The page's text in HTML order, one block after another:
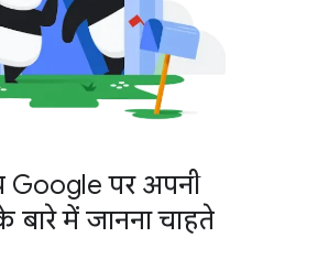
पर अपनी
बारे में जानना चाहते